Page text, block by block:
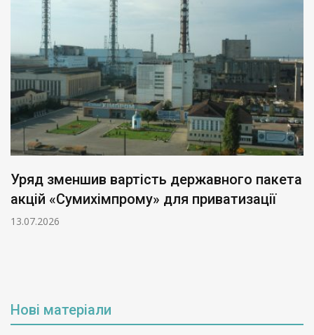
Уряд зменшив вартість державного пакета
акцій «Сумихімпрому» для приватизації
13.07.2026
Нові матеріали